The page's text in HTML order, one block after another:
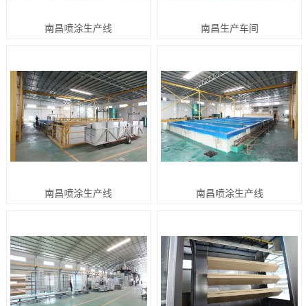
南昌喷涂生产线 南昌生产车间
南昌喷涂生产线 南昌喷涂生产线